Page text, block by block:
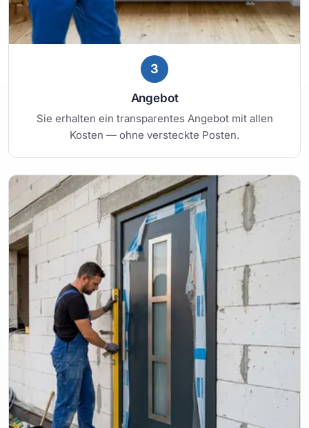
3
Angebot
Sie erhalten ein transparentes Angebot mit allen
Kosten — ohne versteckte Posten.